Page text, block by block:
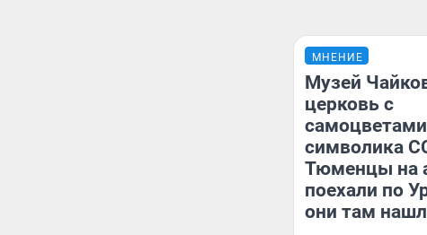
МНЕНИЕ
Музей
церковь с
символика
Тюменцы на
поехали по
они там